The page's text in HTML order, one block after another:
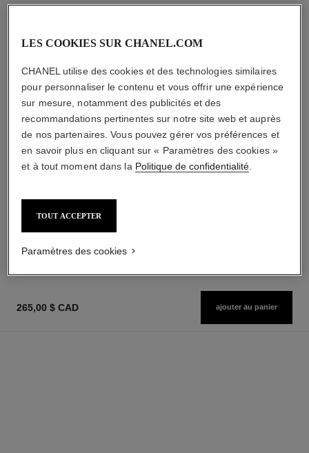
265,00 $ CAD ajouter au panier
LES COOKIES SUR CHANEL.COM
CHANEL utilise des cookies et des technologies similaires
pour personnaliser le contenu et vous offrir une expérience
sur mesure, notamment des publicités et des
recommandations pertinentes sur notre site web et auprès
de nos partenaires. Vous pouvez gérer vos préférences et
en savoir plus en cliquant sur « Paramètres des cookies »
et à tout moment dans la Politique de confidentialité.
TOUT ACCEPTER
Paramètres des cookies